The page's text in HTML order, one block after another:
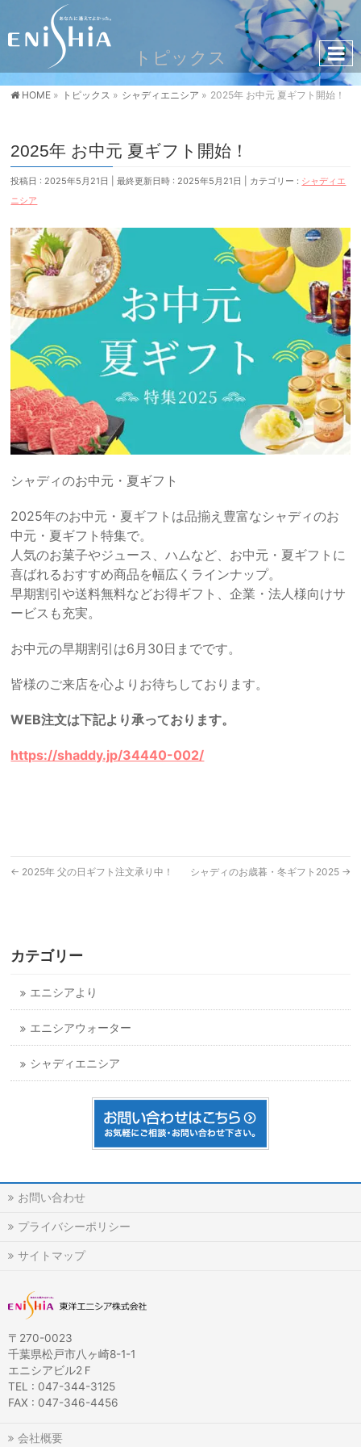
トピックス
HOME » トピックス » シャディエニシア » 2025年 お中元 夏ギフト開始！
2025年 お中元 夏ギフト開始！
投稿日 : 2025年5月21日 最終更新日時 : 2025年5月21日 カテゴリー : シャディエ
ニシア
シャディのお中元・夏ギフト
2025年のお中元・夏ギフトは品揃え豊富なシャディのお
中元・夏ギフト特集で。
人気のお菓子やジュース、ハムなど、お中元・夏ギフトに
喜ばれるおすすめ商品を幅広くラインナップ。
早期割引や送料無料などお得ギフト、企業・法人様向けサ
ービスも充実。
お中元の早期割引は6月30日までです。
皆様のご来店を心よりお待ちしております。
WEB注文は下記より承っております。
https://shaddy.jp/34440-002/
← 2025年 父の日ギフト注文承り中！ シャディのお歳暮・冬ギフト2025 →
カテゴリー
エニシアより
エニシアウォーター
シャディエニシア
お問い合わせ
プライバシーポリシー
サイトマップ
〒270-0023
千葉県松戸市八ヶ崎8-1-1
エニシアビル2Ｆ
TEL : 047-344-3125
FAX : 047-346-4456
会社概要